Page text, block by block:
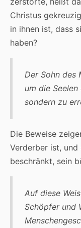
Christus
in ihnen ist, dass
haben?
Der Sohn des
um die
sondern zu
Die Beweise
Verderber ist,
beschränkt, sein
Auf diese
Schöpfer und